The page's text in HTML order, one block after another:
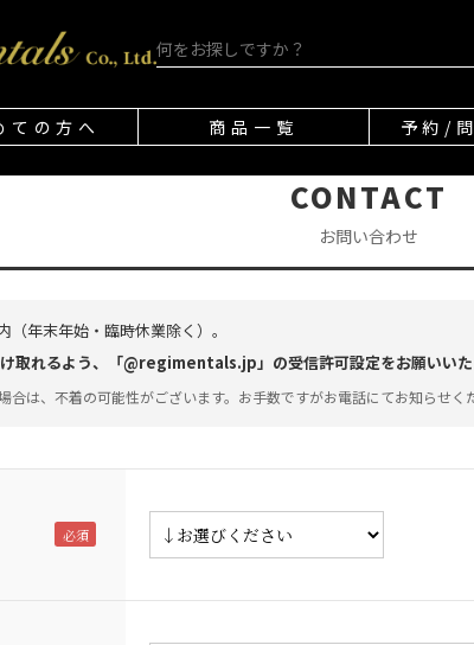
ての方へ 商品一覧 予約/
CONTACT
お問い合わせ
（年末年始・臨時休業除く）。
取れるよう、「@regimentals.jp」の受信許可設定をお願いいた
合は、不着の可能性がございます。お手数ですがお電話にてお知らせく